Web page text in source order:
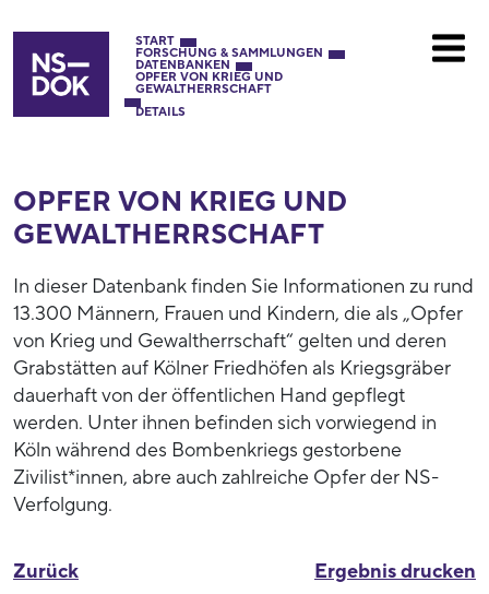
START
FORSCHUNG & SAMMLUNGEN
DATENBANKEN
OPFER VON KRIEG UND
GEWALTHERRSCHAFT
DETAILS
OPFER VON KRIEG UND
GEWALTHERRSCHAFT
In dieser Datenbank finden Sie Informationen zu rund
13.300 Männern, Frauen und Kindern, die als „Opfer
von Krieg und Gewaltherrschaft“ gelten und deren
Grabstätten auf Kölner Friedhöfen als Kriegsgräber
dauerhaft von der öffentlichen Hand gepflegt
werden. Unter ihnen befinden sich vorwiegend in
Köln während des Bombenkriegs gestorbene
Zivilist*innen, abre auch zahlreiche Opfer der NS-
Verfolgung.
Ergebnis drucken
Zurück